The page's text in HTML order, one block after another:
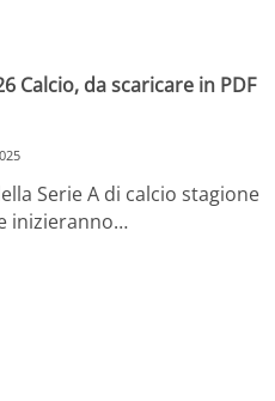
Calcio, da scaricare in PDF
Serie A di calcio stagione
inizieranno…